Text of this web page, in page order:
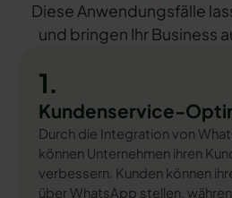
Diese Anwendungsfälle
und bringen Ihr Business
1.
Kundenservice-
Durch die Integration von
können Unternehmen ihren
verbessern. Kunden können
über WhatsApp stellen,